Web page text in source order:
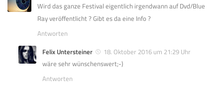
Wird das ganze Festival eigentlich irgendwann auf Dvd/Blue
Ray veröffentlicht ? Gibt es da eine Info ?
Antworten
Felix Untersteiner
18. Oktober 2016 um 21:29 Uhr
wäre sehr wünschenswert;-)
Antworten